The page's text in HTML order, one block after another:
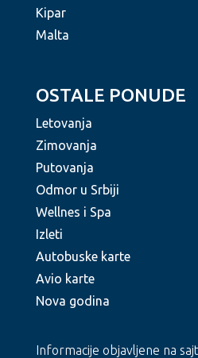
Kipar
Malta
OSTALE PONUDE
Letovanja
Zimovanja
Putovanja
Odmor u Srbiji
Wellnes i Spa
Izleti
Autobuske karte
Avio karte
Nova godina
Informacije objavljene na